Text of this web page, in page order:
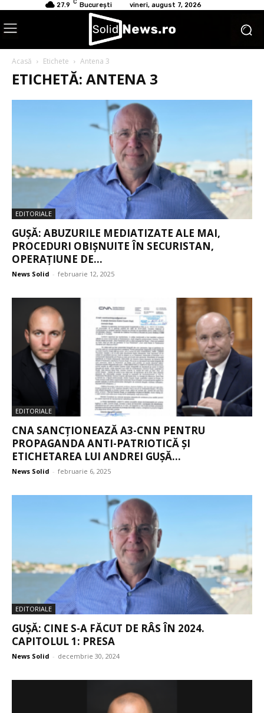
27.9 C București vineri, august 7, 2026
Acasă Etichete Antena 3
ETICHETĂ: ANTENA 3
EDITORIALE
GUȘĂ: ABUZURILE MEDIATIZATE ALE MAI,
PROCEDURI OBIȘNUITE ÎN SECURISTAN,
OPERAȚIUNE DE...
News Solid - februarie 12, 2025
EDITORIALE
CNA SANCȚIONEAZĂ A3-CNN PENTRU
PROPAGANDA ANTI-PATRIOTICĂ ȘI
ETICHETAREA LUI ANDREI GUȘĂ...
News Solid - februarie 6, 2025
EDITORIALE
GUȘĂ: CINE S-A FĂCUT DE RÂS ÎN 2024.
CAPITOLUL 1: PRESA
News Solid - decembrie 30, 2024